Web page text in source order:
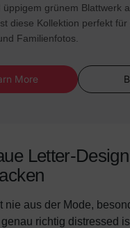
üppigem grünem Blattwerk
diese Kollektion perfekt für
Familienfotos.
More
Letter-
nie aus der Mode,
richtig distressed